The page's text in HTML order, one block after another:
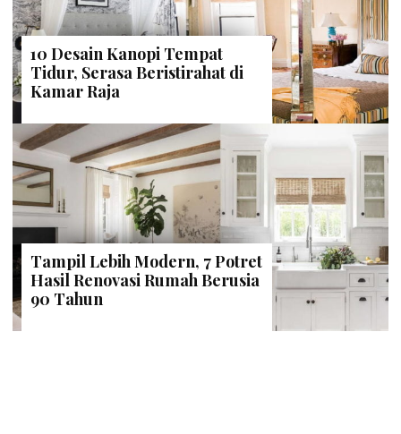
10 Desain Kanopi Tempat
Tidur, Serasa Beristirahat di
Kamar Raja
Tampil Lebih Modern, 7 Potret
Hasil Renovasi Rumah Berusia
90 Tahun